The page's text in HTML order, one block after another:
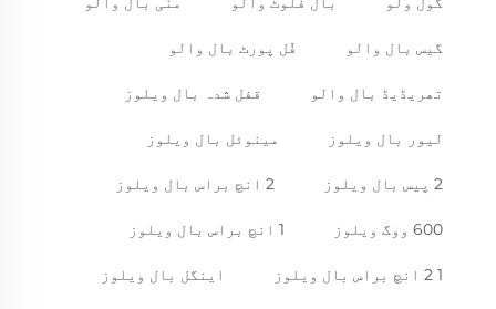
گیس بال والو فُل پورٹ بال والو
تھریڈیڈ بال والو قفل شدہ بال ویلوز
لیور بال ویلوز مینوئل بال ویلوز
2 پیس بال ویلوز 2 انچ براس بال ویلوز
600 ووگ ویلوز 1 انچ براس بال ویلوز
1 2 انچ براس بال ویلوز اینگل بال ویلوز